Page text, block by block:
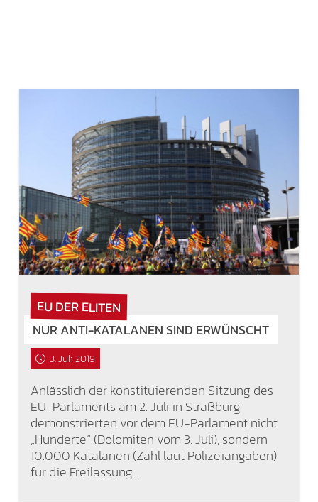
EU DER ELITEN
NUR ANTI-KATALANEN SIND ERWÜNSCHT
3. Juli 2019
Anlässlich der konstituierenden Sitzung des
EU-Parlaments am 2. Juli in Straßburg
demonstrierten vor dem EU-Parlament nicht
„Hunderte“ (Dolomiten vom 3. Juli), sondern
10.000 Katalanen (Zahl laut Polizeiangaben)
für die Freilassung…